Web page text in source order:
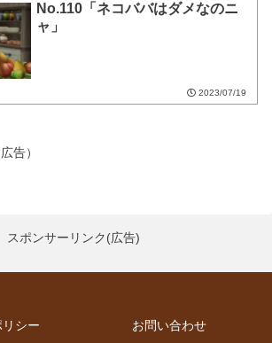
No.110「ネコババはダメなのニ
ャ」
2023/07/19
告）
スポンサーリンク(広告)
シー お問い合わせ